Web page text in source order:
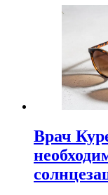
Врач